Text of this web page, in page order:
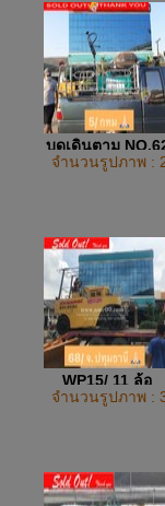
บดเดินตาม
จำนวนรูปภาพ :
WP15/ 11 ล้อ
จำนวนรูปภาพ :